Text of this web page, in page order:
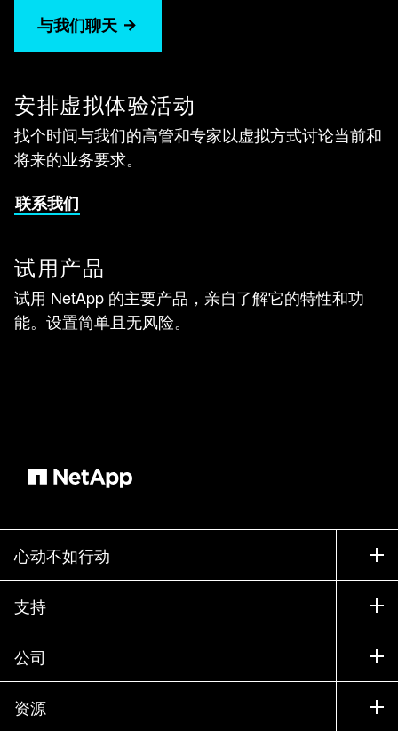
与我们聊天
安排虚拟体验活动
找个时间与我们的高管和专家以虚拟方式讨论当前和
将来的业务要求。
联系我们
试用产品
试用 NetApp 的主要产品，亲自了解它的特性和功
能。设置简单且无风险。
心动不如行动
如何购买
联系销售部门
寻找合作伙伴
试用产品
支持
支持
训练
文档中心
公司
公司
资源